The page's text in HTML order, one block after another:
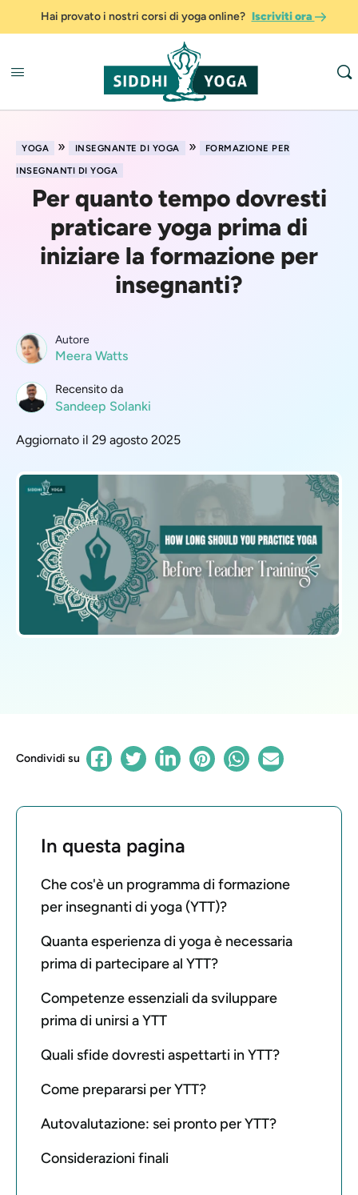
Hai provato i nostri corsi di yoga online? Iscriviti ora
YOGA » INSEGNANTE DI YOGA »
FORMAZIONE PER
INSEGNANTI DI YOGA
Per quanto tempo dovresti
praticare yoga prima di
iniziare la formazione per
insegnanti?
Autore
Meera Watts
Recensito da
Sandeep Solanki
Aggiornato il 29 agosto 2025
Condividi su
In questa pagina
Che cos'è un programma di formazione
per insegnanti di yoga (YTT)?
Quanta esperienza di yoga è necessaria
prima di partecipare al YTT?
Competenze essenziali da sviluppare
prima di unirsi a YTT
Quali sfide dovresti aspettarti in YTT?
Come prepararsi per YTT?
Autovalutazione: sei pronto per YTT?
Considerazioni finali